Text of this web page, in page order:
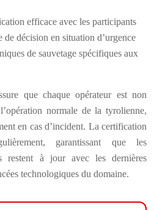
efficace avec les participants
de décision en situation d’urgence
de sauvetage spécifiques aux
que chaque opérateur est non
normale de la tyrolienne,
en cas d’incident. La certification
garantissant que les
restent à jour avec les dernières
technologiques du domaine.